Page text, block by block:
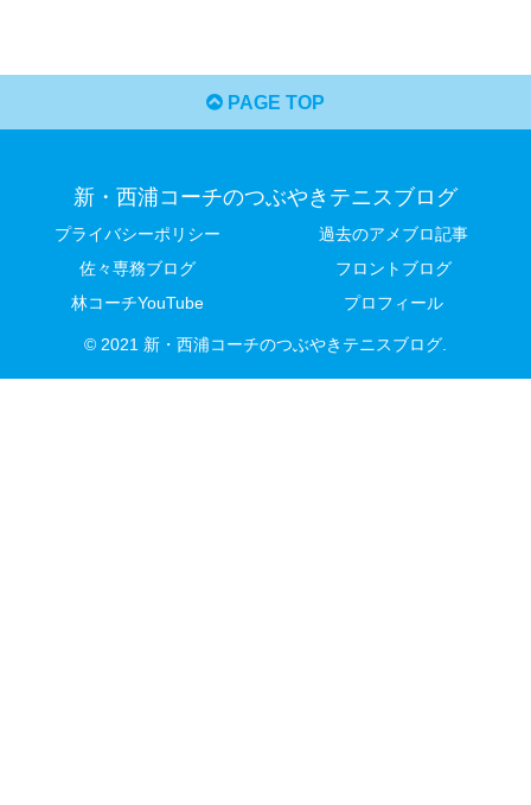
PAGE TOP
新・西浦コーチのつぶやきテニスブログ
プライバシーポリシー
過去のアメブロ記事
佐々専務ブログ
フロントブログ
林コーチYouTube
プロフィール
© 2021 新・西浦コーチのつぶやきテニスブログ.